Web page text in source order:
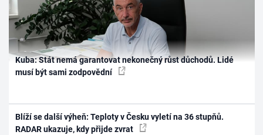
Kuba: Stát nemá garantovat nekonečný růst důchodů. Lidé
musí být sami zodpovědní
Blíží se další výheň: Teploty v Česku vyletí na 36 stupňů.
RADAR ukazuje, kdy přijde zvrat